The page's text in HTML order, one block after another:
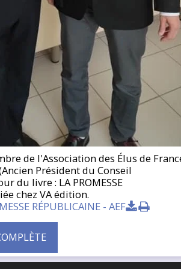
de l'Association des Élus de
Président du Conseil
du livre : LA PROMESSE
chez VA édition.
RÉPUBLICAINE - AEF